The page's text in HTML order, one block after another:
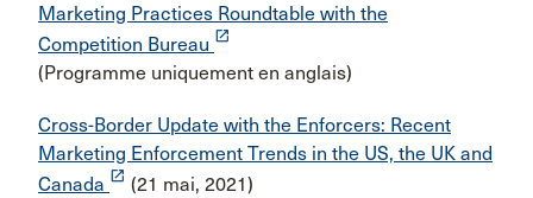
Marketing Practices Roundtable with the
Competition Bureau launch
(Programme uniquement en anglais)
Cross-Border Update with the Enforcers: Recent
Marketing Enforcement Trends in the US, the UK and
Canada launch (21 mai, 2021)